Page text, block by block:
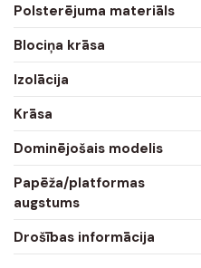
Polsterējuma materiāls
Blociņa krāsa
Izolācija
Krāsa
Dominējošais modelis
Papēža/platformas
augstums
Drošības informācija